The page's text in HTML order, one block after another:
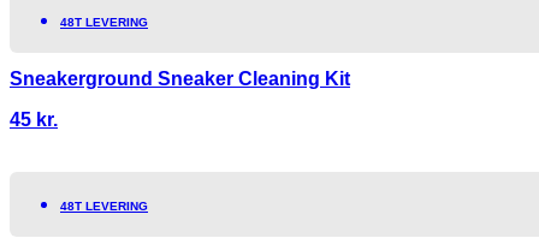
48T LEVERING
Sneakerground Sneaker Cleaning Kit
45 kr.
48T LEVERING